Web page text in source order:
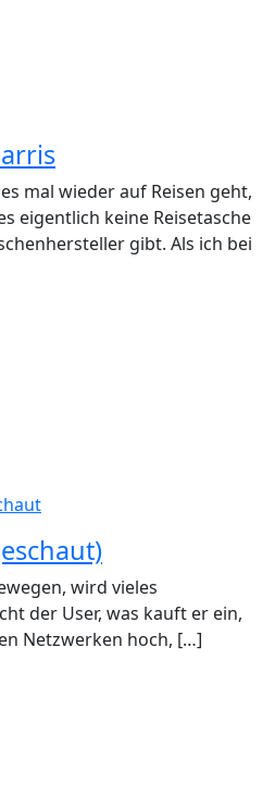
mal wieder auf Reisen geht,
eigentlich keine Reisetasche
gibt. Als ich bei
wird vieles
der User, was kauft er ein,
Netzwerken hoch, […]